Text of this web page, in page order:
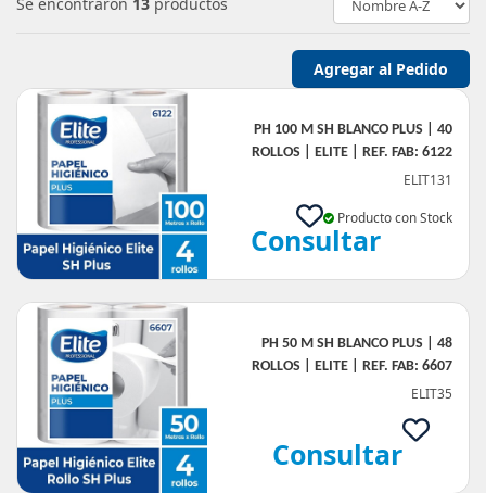
PH 100 M SH BLANCO PLUS | 40
ROLLOS | ELITE | REF. FAB: 6122
ELIT131
Producto con Stock
Consultar
PH 50 M SH BLANCO PLUS | 48
ROLLOS | ELITE | REF. FAB: 6607
ELIT35
Consultar